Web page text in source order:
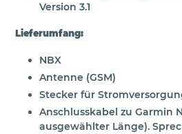
Version 3.1
Lieferumfang:
NBX
Antenne (GSM)
Stecker für
Anschlusskabel zu Garmin
ausgewählter Länge).